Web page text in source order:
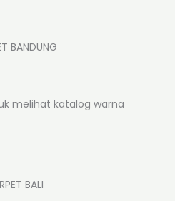
BANDUNG
melihat katalog warna
BALI